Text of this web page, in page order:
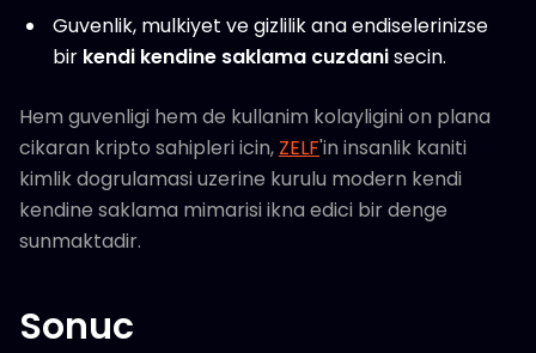
Guvenlik, mulkiyet ve gizlilik ana endiselerinizse
bir kendi kendine saklama cuzdanisecin.
Hem guvenligi hem de kullanim kolayligini on plana
cikaran kripto sahipleri icin, ZELF'in insanlik kaniti
kimlik dogrulamasi uzerine kurulu modern kendi
kendine saklama mimarisi ikna edici bir denge
sunmaktadir.
Sonuc